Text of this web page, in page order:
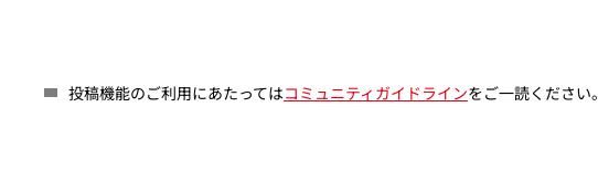
投稿機能のご利用にあたってはコミュニティガイドラインをご一読ください。